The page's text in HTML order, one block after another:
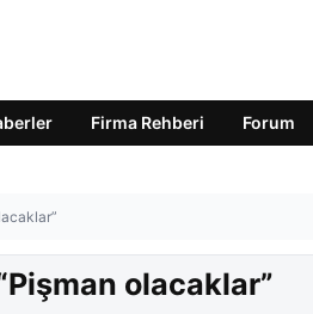
Firma Rehberi Forum
olacaklar”